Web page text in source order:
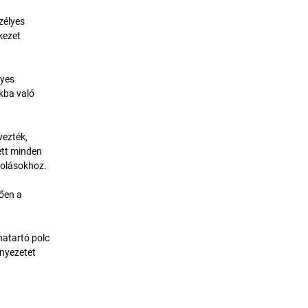
való
minden
a
polc